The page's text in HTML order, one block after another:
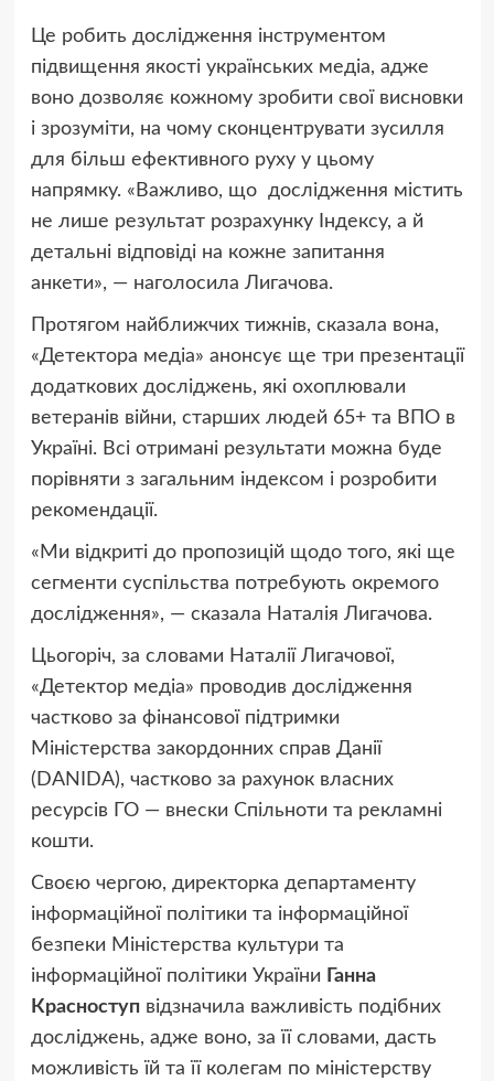
Це робить дослідження інструментом
підвищення якості українських медіа, адже
воно дозволяє кожному зробити свої висновки
і зрозуміти, на чому сконцентрувати зусилля
для більш ефективного руху у цьому
напрямку. «Важливо, що дослідження містить
не лише результат розрахунку Індексу, а й
детальні відповіді на кожне запитання
анкети», — наголосила Лигачова.
Протягом найближчих тижнів, сказала вона,
«Детектора медіа» анонсує ще три презентації
додаткових досліджень, які охоплювали
ветеранів війни, старших людей 65+ та ВПО в
Україні. Всі отримані результати можна буде
порівняти з загальним індексом і розробити
рекомендації.
«Ми відкриті до пропозицій щодо того, які ще
сегменти суспільства потребують окремого
дослідження», — сказала Наталія Лигачова.
Цьогоріч, за словами Наталії Лигачової,
«Детектор медіа» проводив дослідження
частково за фінансової підтримки
Міністерства закордонних справ Данії
(DANIDA), частково за рахунок власних
ресурсів ГО — внески Спільноти та рекламні
кошти.
Своєю чергою, директорка департаменту
інформаційної політики та інформаційної
безпеки Міністерства культури та
інформаційної політики України Ганна
Красноступвідзначила важливість подібних
досліджень, адже воно, за її словами, дасть
можливість їй та її колегам по міністерству